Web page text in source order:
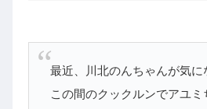
最近、川北のんちゃんが気に
この間のクックルンでアユミ